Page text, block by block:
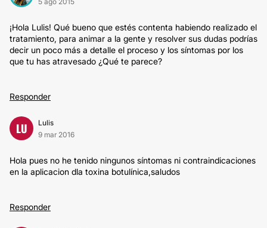
¡Hola Lulis! Qué bueno que estés contenta habiendo realizado el
tratamiento, para animar a la gente y resolver sus dudas podrías
decir un poco más a detalle el proceso y los síntomas por los
que tu has atravesado ¿Qué te parece?
Responder
LU
Lulis
9 mar 2016
Hola pues no he tenido ningunos síntomas ni contraindicaciones
en la aplicacion dla toxina botulínica,saludos
Responder